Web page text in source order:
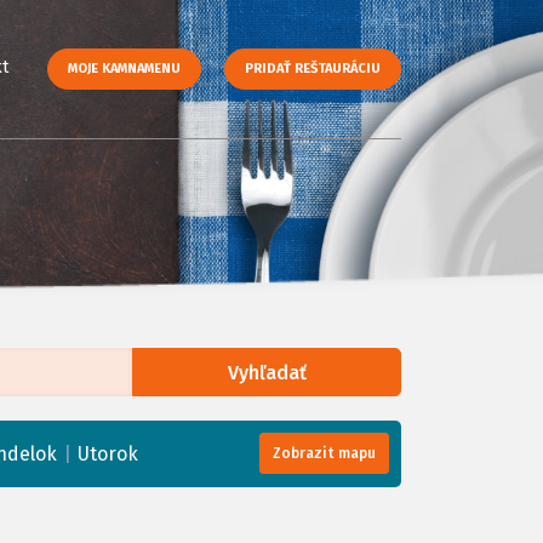
MOJE KAMNAMENU PRIDAŤ REŠTAURÁCIU
Vyhľadať
Utorok Zobrazit mapu